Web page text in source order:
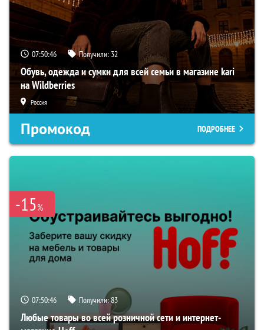
07:50:45 Получили: 32
Обувь, одежда и сумки для всей семьи в магазине kari
на Wildberries
Россия
Промокод ПОДРОБНЕЕ
-15%
07:50:45 Получили:83
Любые товары во всей розничной сети и интернет-